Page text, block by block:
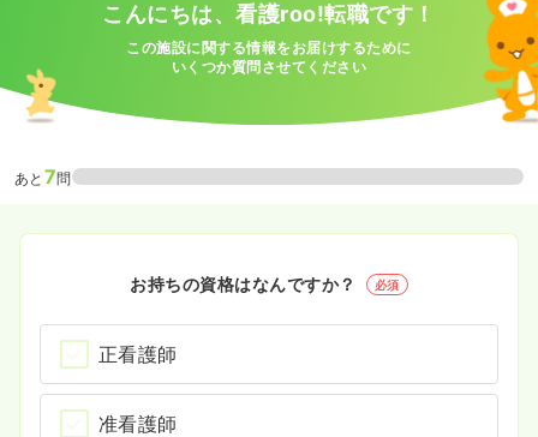
こんにちは、看護roo!転職です！
この施設に関する情報をお届けするために
いくつか質問させてください
あと 7問
お持ちの資格はなんですか？ 必須
正看護師
准看護師